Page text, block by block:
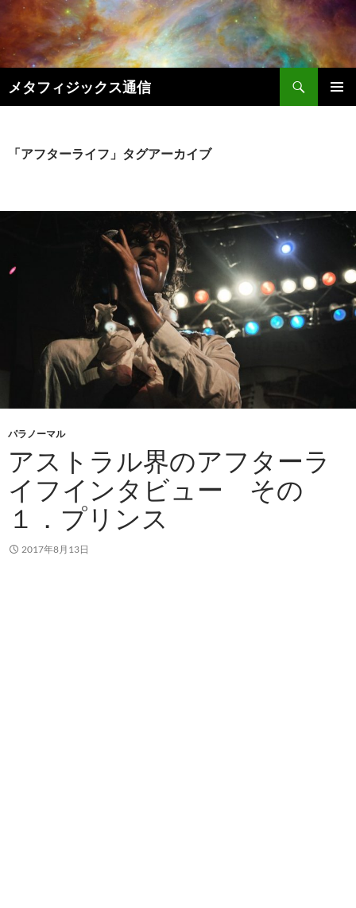
テ
ン
へ
メタフィジックス通信
索
「アフターライフ」タグアーカイブ
パラノーマル
アストラル界のアフターラ
イフインタビュー その
１．プリンス
2017年8月13日